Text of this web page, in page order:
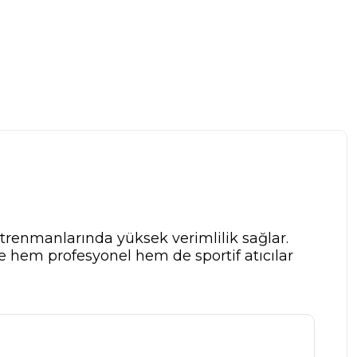
yüksek verimlilik sağlar.
hem profesyonel hem de sportif atıcılar